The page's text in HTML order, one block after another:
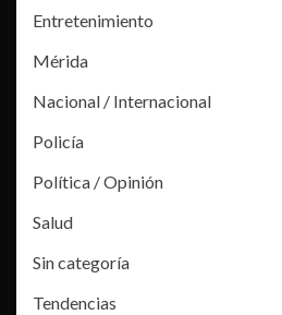
Entretenimiento
Mérida
Nacional / Internacional
Policía
Política / Opinión
Salud
Sin categoría
Tendencias